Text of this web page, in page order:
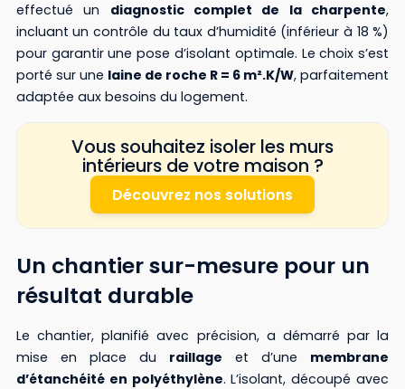
effectué un diagnostic complet de la charpente,
incluant un contrôle du taux d’humidité (inférieur à 18 %)
pour garantir une pose d’isolant optimale. Le choix s’est
porté sur une laine de roche R = 6 m².K/W, parfaitement
adaptée aux besoins du logement.
Vous souhaitez isoler les murs
intérieurs de votre maison ?
Découvrez nos solutions
Un chantier sur-mesure pour un
résultat durable
Le chantier, planifié avec précision, a démarré par la
mise en place du raillage et d’une membrane
d’étanchéité en polyéthylène. L’isolant, découpé avec